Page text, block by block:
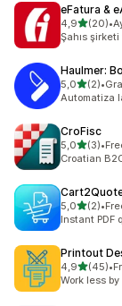
eFatura &
4,9av 5(20)
Totalt 20 •
Şahıs
Haulmer:
5,0av 5
(2)
Totalt 2 •
Automatiza
CroFisc
5,0av 5
(3)
Totalt 3 •
Croatian
5,0av 5
(2)
Totalt 2 •
Instant PDF
Printout
4,9av 5(45)
Totalt 45 •
Work less